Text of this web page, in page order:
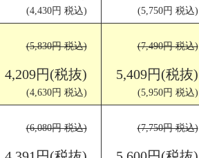
(4,430円 税込) (5,750円 税込)
(5,830円 税込)
4,209円(税抜)
(4,630円 税込)
(7,490円 税込)
5,409円(税抜)
(5,950円 税込)
(6,080円 税込) (7,750円 税込)